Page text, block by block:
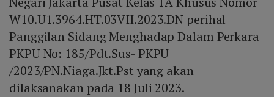
W10.U1.3964.HT.03VII.2023.DN perihal
Panggilan Sidang Menghadap Dalam Perkara
PKPU No: 185/Pdt.Sus- PKPU
/2023/PN.Niaga.Jkt.Pst yang akan
dilaksanakan pada 18 Juli 2023.